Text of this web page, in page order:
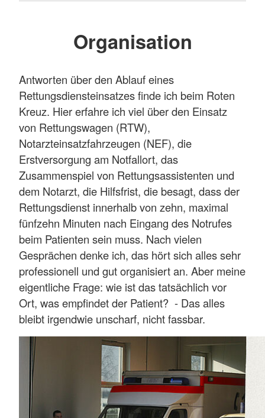
Organisation
Antworten über den Ablauf eines
Rettungsdiensteinsatzes finde ich beim Roten
Kreuz. Hier erfahre ich viel über den Einsatz
von Rettungswagen (RTW),
Notarzteinsatzfahrzeugen (NEF), die
Erstversorgung am Notfallort, das
Zusammenspiel von Rettungsassistenten und
dem Notarzt, die Hilfsfrist, die besagt, dass der
Rettungsdienst innerhalb von zehn, maximal
fünfzehn Minuten nach Eingang des Notrufes
beim Patienten sein muss. Nach vielen
Gesprächen denke ich, das hört sich alles sehr
professionell und gut organisiert an. Aber meine
eigentliche Frage: wie ist das tatsächlich vor
Ort, was empfindet der Patient? - Das alles
bleibt irgendwie unscharf, nicht fassbar.